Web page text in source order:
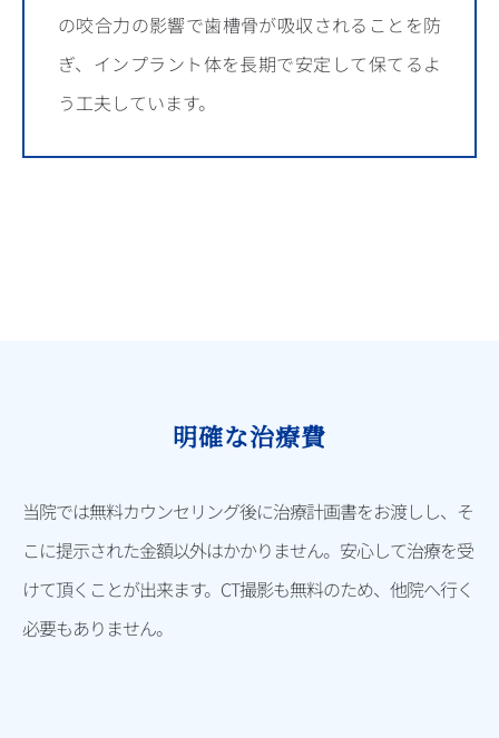
の咬合力の影響で歯槽骨が吸収されることを防
ぎ、インプラント体を長期で安定して保てるよ
う工夫しています。
明確な治療費
当院では無料カウンセリング後に治療計画書をお渡しし、そ
こに提示された金額以外はかかりません。安心して治療を受
けて頂くことが出来ます。CT撮影も無料のため、他院へ行く
必要もありません。